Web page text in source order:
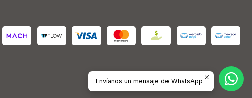
Envíanos un mensaje de WhatsApp